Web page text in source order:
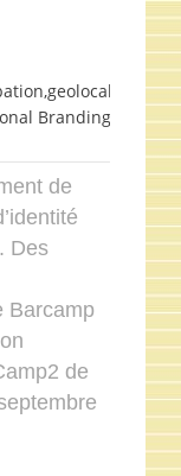
Branding /
de
Des
Barcamp
de